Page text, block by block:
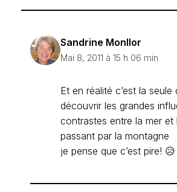
Sandrine Monllor
Mai 8, 2011 à 15 h 06 min
Et en réalité c’est la
découvrir les grandes
contrastes entre la mer et
passant par la montagne
je pense que c’est pire! 😥